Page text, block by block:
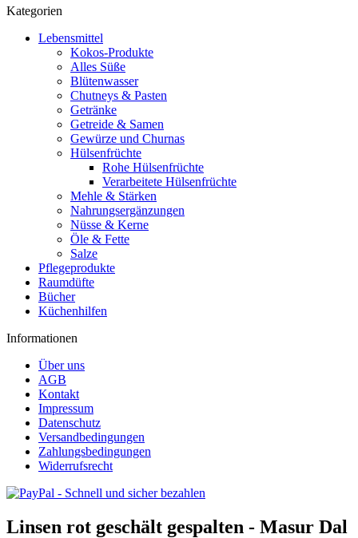
Kategorien
Lebensmittel
Kokos-Produkte
Alles Süße
Blütenwasser
Chutneys & Pasten
Getränke
Getreide & Samen
Gewürze und Churnas
Hülsenfrüchte
Rohe Hülsenfrüchte
Verarbeitete Hülsenfrüchte
Mehle & Stärken
Nahrungsergänzungen
Nüsse & Kerne
Öle & Fette
Salze
Pflegeprodukte
Raumdüfte
Bücher
Küchenhilfen
Informationen
Über uns
AGB
Kontakt
Impressum
Datenschutz
Versandbedingungen
Zahlungsbedingungen
Widerrufsrecht
Linsen rot geschält gespalten - Masur Dal